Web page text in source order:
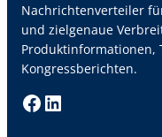
Nachrichtenverteiler
und zielgenaue
Produktinformationen,
Kongressberichten.
Facebook LinkedIn